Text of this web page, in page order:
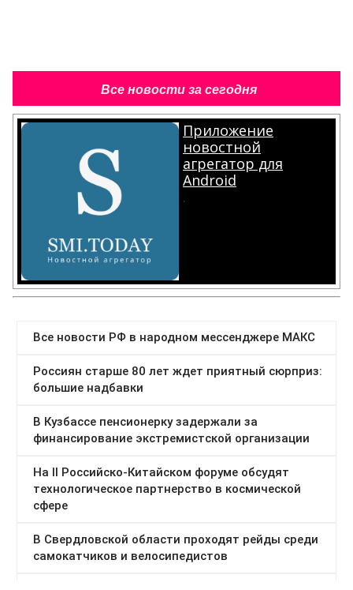
Все новости за сегодня
Приложение
новостной
агрегатор для
Android
.